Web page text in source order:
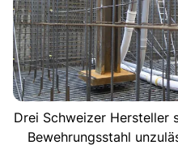
Drei Schweizer Hersteller
Bewehrungsstahl